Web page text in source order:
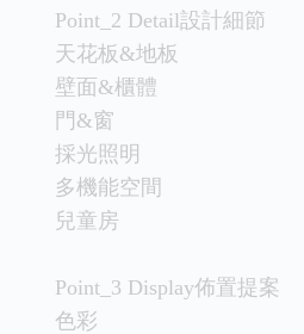
Point_2 Detail設計細節
天花板&地板
壁面&櫃體
門&窗
採光照明
多機能空間
兒童房
Point_3 Display佈置提案
色彩